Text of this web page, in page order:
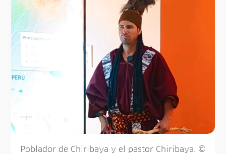
Poblador de Chiribaya y el pastor Chiribaya. ©